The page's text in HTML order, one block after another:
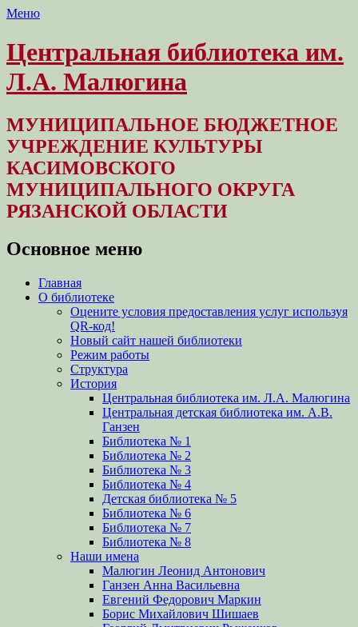
Меню
Центральная библиотека им.
Л.А. Малюгина
МУНИЦИПАЛЬНОЕ БЮДЖЕТНОЕ
УЧРЕЖДЕНИЕ КУЛЬТУРЫ
КАСИМОВСКОГО
МУНИЦИПАЛЬНОГО ОКРУГА
РЯЗАНСКОЙ ОБЛАСТИ
Основное меню
Перейти
содержимому
Главная
О библиотеке
Оцените условия предоставления услуг используя
QR-код!
Новый сайт нашей библиотеки
Режим работы
Структура
История
Центральная библиотека им. Л.А. Малюгина
Центральная детская библиотека им. А.В.
Ганзен
Библиотека № 1
Библиотека № 2
Библиотека № 3
Библиотека № 4
Детская библиотека № 5
Библиотека № 6
Библиотека № 7
Библиотека № 8
Наши имена
Малюгин Леонид Антонович
Ганзен Анна Васильевна
Евгений Федорович Маркин
Борис Михайлович Шишаев